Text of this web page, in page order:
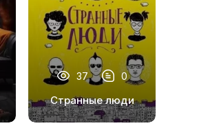
37 0
Странные люди